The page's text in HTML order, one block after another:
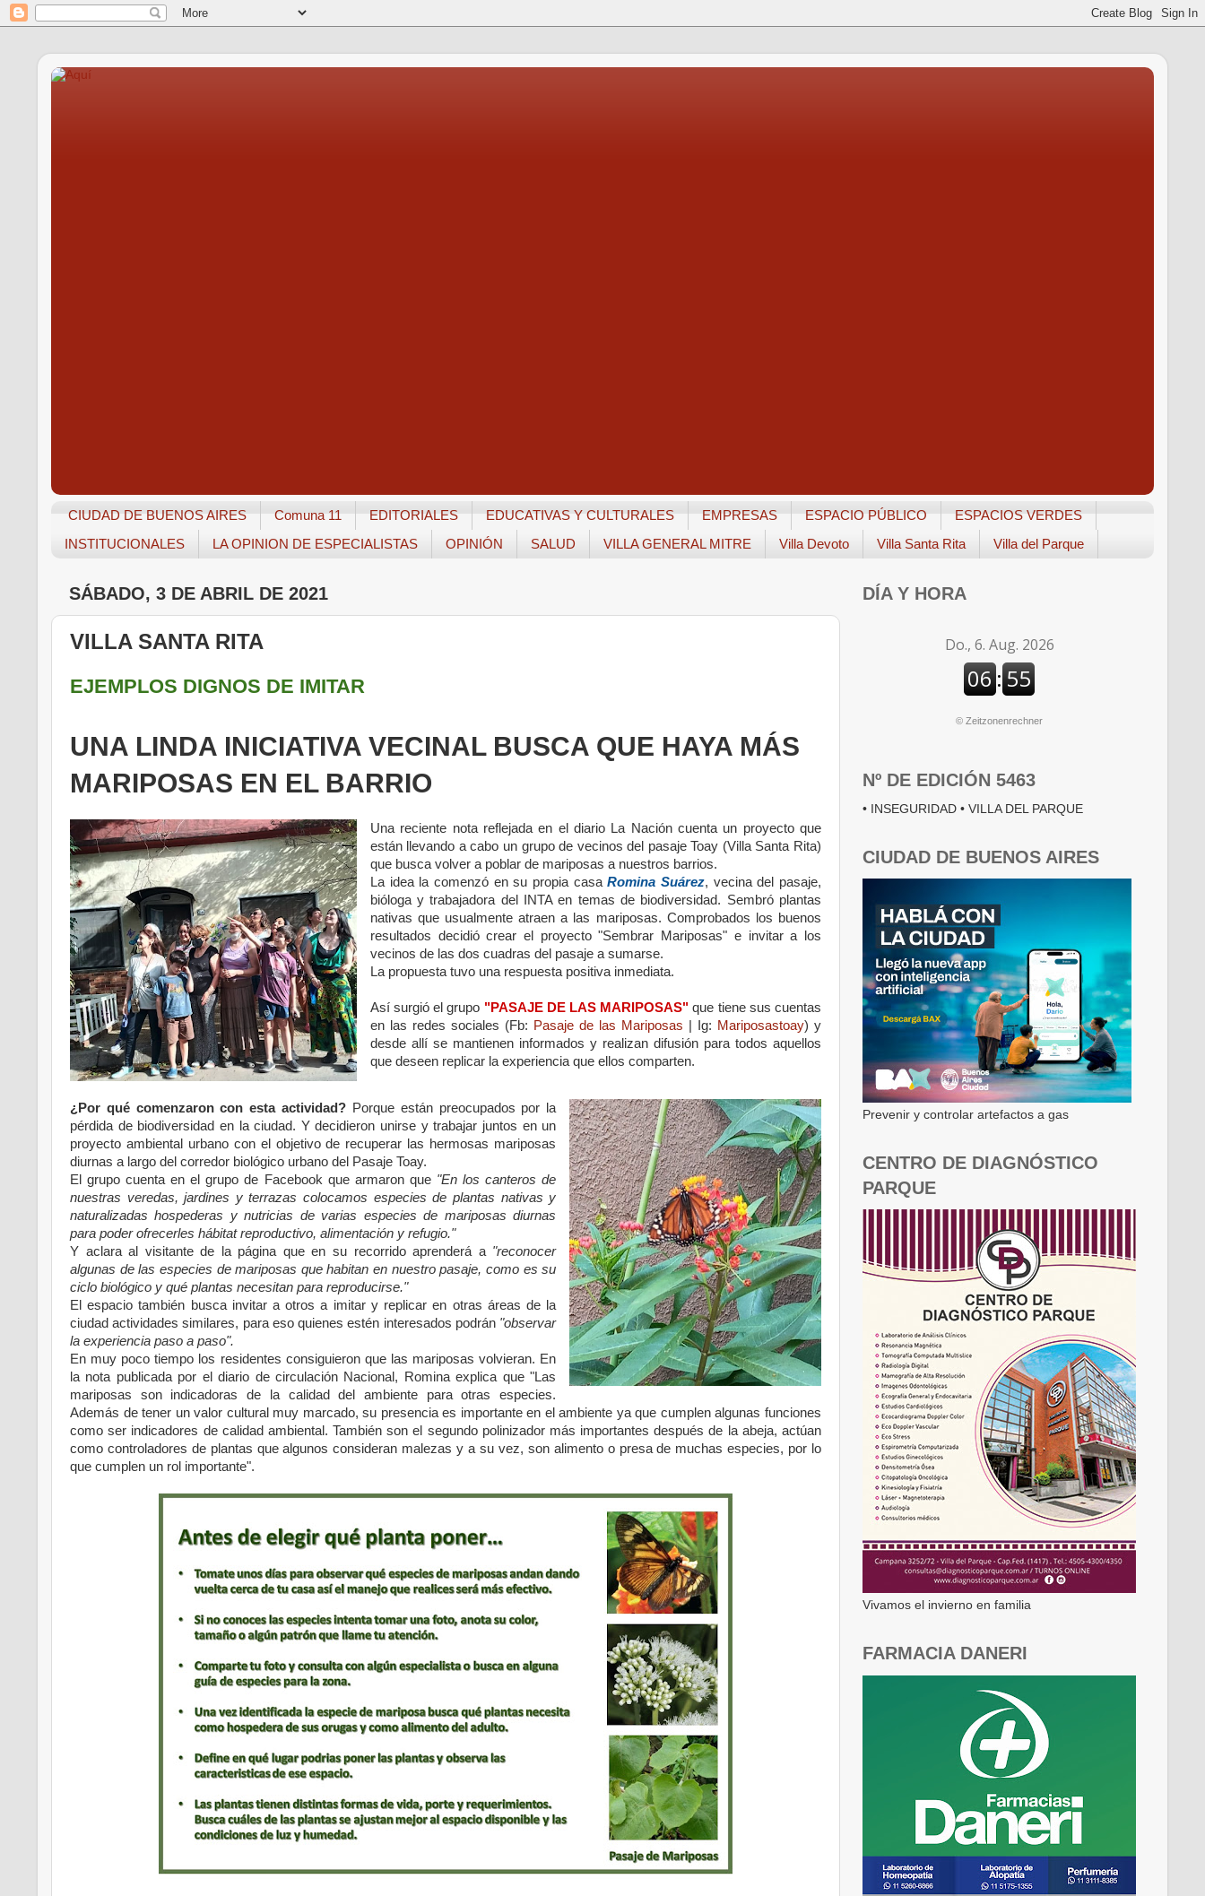
CIUDAD DE BUENOS AIRES Comuna 11 EDITORIALES EDUCATIVAS Y CULTURALES EMPRESAS ESPACIO PÚBLICO
ESPACIOS VERDES
INSTITUCIONALES
LA OPINION DE ESPECIALISTAS OPINIÓN SALUD VILLA GENERAL MITRE Villa Devoto Villa Santa Rita Villa del Parque
SÁBADO, 3 DE ABRIL DE 2021
VILLA SANTA RITA
EJEMPLOS DIGNOS DE IMITAR
UNA LINDA INICIATIVA VECINAL BUSCA QUE HAYA MÁS
MARIPOSAS EN EL BARRIO
Una reciente nota reflejada en el diario La Nación cuenta un proyecto que
están llevando a cabo un grupo de vecinos del pasaje Toay (Villa Santa Rita)
que busca volver a poblar de mariposas a nuestros barrios.
La idea la comenzó en su propia casaRomina Suárez, vecina del pasaje,
bióloga y trabajadora del INTA en temas de biodiversidad. Sembró plantas
nativas que usualmente atraen a las mariposas. Comprobados los buenos
resultados decidió crear el proyecto "Sembrar Mariposas" e invitar a los
vecinos de las dos cuadras del pasaje a sumarse.
La propuesta tuvo una respuesta positiva inmediata.
Así surgió el grupo "PASAJE DE LAS MARIPOSAS" que tiene sus cuentas
en las redes sociales (Fb: Pasaje de las Mariposas | Ig: Mariposastoay) y
desde allí se mantienen informados y realizan difusión para todos aquellos
que deseen replicar la experiencia que ellos comparten.
¿Por qué comenzaron con esta actividad? Porque están preocupados por la
pérdida de biodiversidad en la ciudad. Y decidieron unirse y trabajar juntos en un
proyecto ambiental urbano con el objetivo de recuperar las hermosas mariposas
diurnas a largo del corredor biológico urbano del Pasaje Toay.
El grupo cuenta en el grupo de Facebook que armaron que "En los canteros de
nuestras veredas, jardines y terrazas colocamos especies de plantas nativas y
naturalizadas hospederas y nutricias de varias especies de mariposas diurnas
para poder ofrecerles hábitat reproductivo, alimentación y refugio."
Y aclara al visitante de la página que en su recorrido aprenderá a "reconocer
algunas de las especies de mariposas que habitan en nuestro pasaje, como es su
ciclo biológico y qué plantas necesitan para reproducirse."
El espacio también busca invitar a otros a imitar y replicar en otras áreas de la
ciudad actividades similares, para eso quienes estén interesados podrán "observar
la experiencia paso a paso".
En muy poco tiempo los residentes consiguieron que las mariposas volvieran. En
la nota publicada por el diario de circulación Nacional, Romina explica que "Las
mariposas son indicadoras de la calidad del ambiente para otras especies.
Además de tener un valor cultural muy marcado, su presencia es importante en el ambiente ya que cumplen algunas funciones
como ser indicadores de calidad ambiental. También son el segundo polinizador más importantes después de la abeja, actúan
como controladores de plantas que algunos consideran malezas y a su vez, son alimento o presa de muchas especies, por lo
que cumplen un rol importante".
DÍA Y HORA
© Zeitzonenrechner
Nº DE EDICIÓN 5463
• INSEGURIDAD • VILLA DEL PARQUE
CIUDAD DE BUENOS AIRES
Prevenir y controlar artefactos a gas
CENTRO DE DIAGNÓSTICO
PARQUE
Vivamos el invierno en familia
FARMACIA DANERI